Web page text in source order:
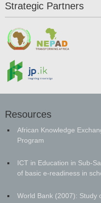
Strategic Partners
Resources
African Knowledge
Program
ICT in Education in Sub-
of basic e-readiness in
World Bank (2007): Study